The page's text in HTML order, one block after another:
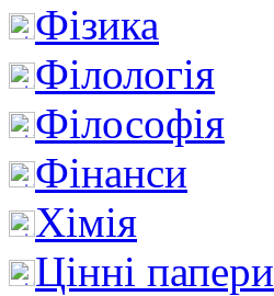
Фізика
Філологія
Філософія
Фінанси
Хімія
Цінні папери